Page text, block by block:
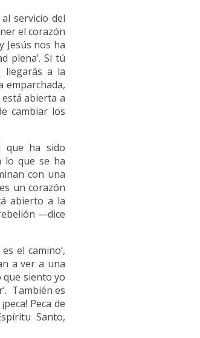
servicio del
el corazón
Jesús nos ha
plena’. Si tú
llegarás a la
emparchada,
abierta a
cambiar los
que ha sido
lo que se ha
con una
un corazón
abierto a la
—dice
el camino’,
a ver a una
que siento yo
También es
Peca de
Santo,